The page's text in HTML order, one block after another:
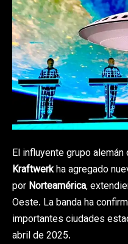
El influyente grupo
Kraftwerkha agregado
por Norteamérica,
Oeste. La banda ha
importantes ciudades
abril de 2025.